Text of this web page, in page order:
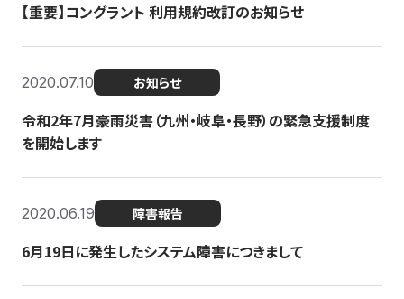
【重要】コングラント 利用規約改訂のお知らせ
2020.07.10 お知らせ
令和2年7月豪雨災害（九州・岐阜・長野）の緊急支援制度
を開始します
2020.06.19 障害報告
6月19日に発生したシステム障害につきまして